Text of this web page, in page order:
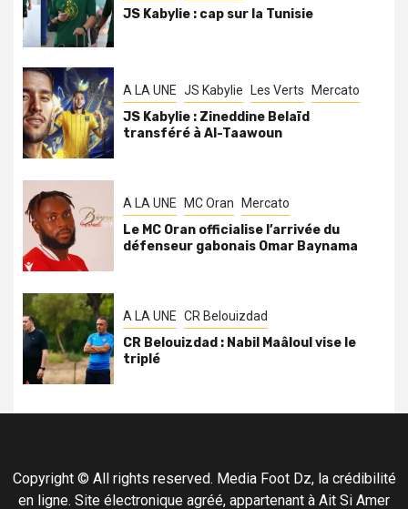
JS Kabylie : cap sur la Tunisie
A LA UNE JS Kabylie Les Verts Mercato
JS Kabylie : Zineddine Belaïd
transféré à Al-Taawoun
A LA UNE MC Oran Mercato
Le MC Oran officialise l’arrivée du
défenseur gabonais Omar Baynama
A LA UNE CR Belouizdad
CR Belouizdad : Nabil Maâloul vise le
triplé
Copyright © All rights reserved. Media Foot Dz, la crédibilité
en ligne. Site électronique agréé, appartenant à Ait Si Amer